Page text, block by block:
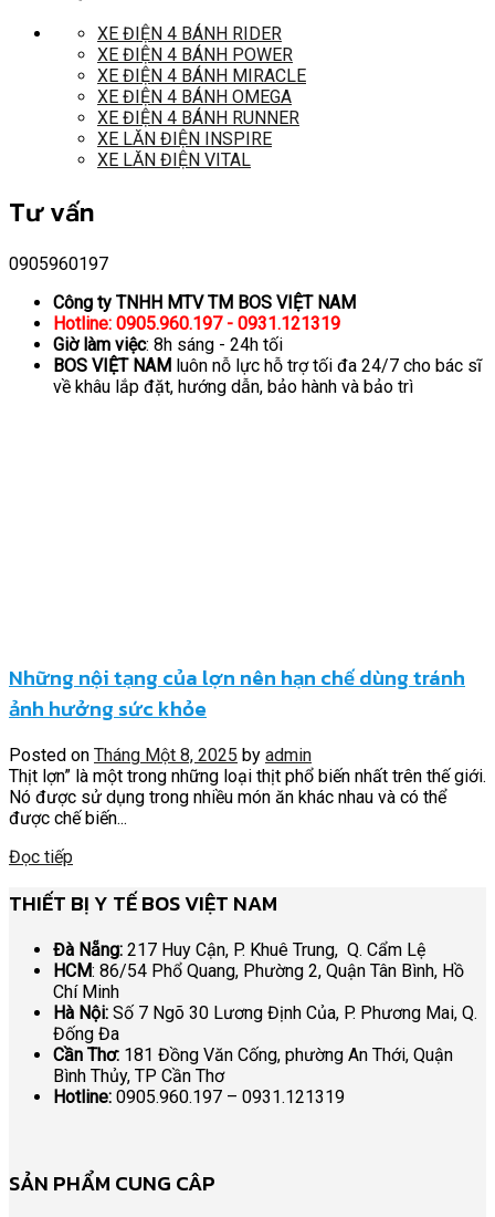
XE ĐIỆN 4 BÁNH RIDER
XE ĐIỆN 4 BÁNH POWER
XE ĐIỆN 4 BÁNH MIRACLE
XE ĐIỆN 4 BÁNH OMEGA
XE ĐIỆN 4 BÁNH RUNNER
XE LĂN ĐIỆN INSPIRE
XE LĂN ĐIỆN VITAL
Tư vấn
0905960197
Công ty TNHH MTV TM BOS VIỆT NAM
Hotline: 0905.960.197 - 0931.121319
Giờ làm việc: 8h sáng - 24h tối
BOS VIỆT NAM luôn nỗ lực hỗ trợ tối đa 24/7 cho bác sĩ
về khâu lắp đặt, hướng dẫn, bảo hành và bảo trì
Những nội tạng của lợn nên hạn chế dùng tránh
ảnh hưởng sức khỏe
Posted on Tháng Một 8, 2025 by admin
Thịt lợn” là một trong những loại thịt phổ biến nhất trên thế giới.
Nó được sử dụng trong nhiều món ăn khác nhau và có thể
được chế biến...
Đọc tiếp
THIẾT BỊ Y TẾ BOS VIỆT NAM
Đà Nẵng: 217 Huy Cận, P. Khuê Trung, Q. Cẩm Lệ
HCM: 86/54 Phổ Quang, Phường 2, Quận Tân Bình, Hồ
Chí Minh
Hà Nội: Số 7 Ngõ 30 Lương Định Của, P. Phương Mai, Q.
Đống Đa
Cần Thơ: 181 Đồng Văn Cống, phường An Thới, Quận
Bình Thủy, TP Cần Thơ
Hotline: 0905.960.197 – 0931.121319
SẢN PHẨM CUNG CÂP